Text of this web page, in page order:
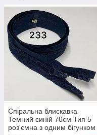
Спіральна блискавка
Темний синій 70см Тип 5
роз'ємна з одним бігунком